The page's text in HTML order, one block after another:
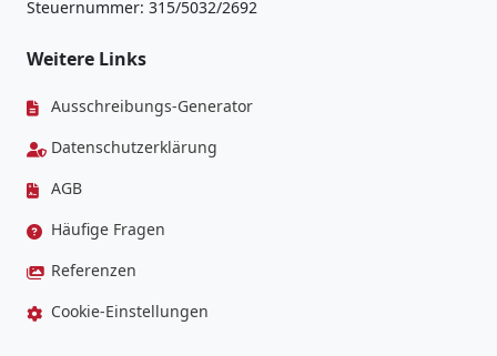
Steuernummer: 315/5032/2692
Weitere Links
Ausschreibungs-Generator
Datenschutzerklärung
AGB
Häufige Fragen
Referenzen
Cookie-Einstellungen